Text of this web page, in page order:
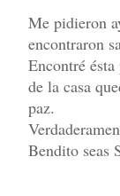
Me pidieron
encontraron
Encontré
de la casa
paz.
Bendito seas